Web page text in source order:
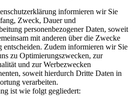
informieren wir Sie
Zweck, Dauer und
personenbezogener Daten, soweit
mit anderen über die Zwecke
entscheiden. Zudem informieren wir Sie
zu Optimierungszwecken, zur
und zur Werbezwecken
soweit hierdurch Dritte Daten in
verarbeiten.
ist wie folgt gegliedert: